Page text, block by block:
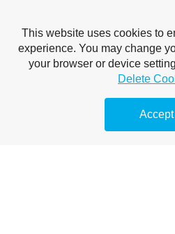
This website uses cookies to
experience. You may change
your browser or device
Delete
Accept